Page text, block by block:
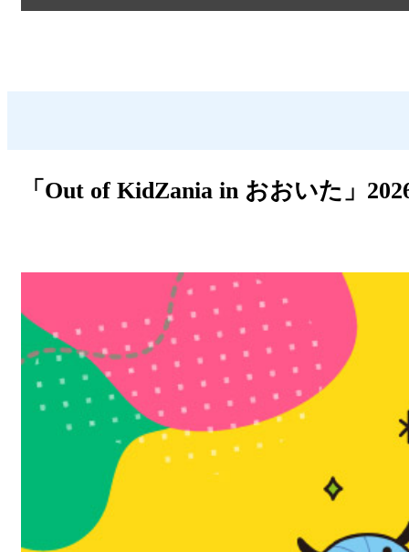
「Out of KidZania in おおいた」
大分朝日放送 人権方針
青少年と放送
不法電波はいけません！
視聴データの取扱いについて
個人情報について
国民保護業務計画
特定商取引に関する法律による表示